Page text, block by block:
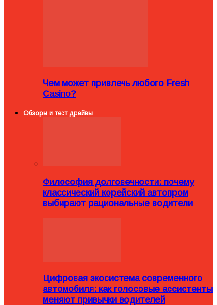
Чем может привлечь любого Fresh
Casino?
Обзоры и тест драйвы
Философия долговечности: почему
классический корейский автопром
выбирают рациональные водители
Цифровая экосистема современного
автомобиля: как голосовые ассистенты
меняют привычки водителей